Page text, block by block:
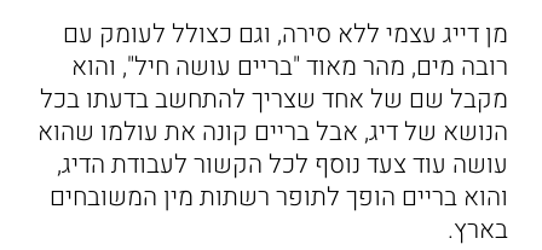
מן דייג עצמי ללא סירה, וגם כצולל לעומק עם
רובה מים, מהר מאוד "בריים עושה חיל", והוא
מקבל שם של אחד שצריך להתחשב בדעתו בכל
הנושא של דיג, אבל בריים קונה את עולמו שהוא
עושה עוד צעד נוסף לכל הקשור לעבודת הדיג,
והוא בריים הופך לתופר רשתות מין המשובחים
בארץ.